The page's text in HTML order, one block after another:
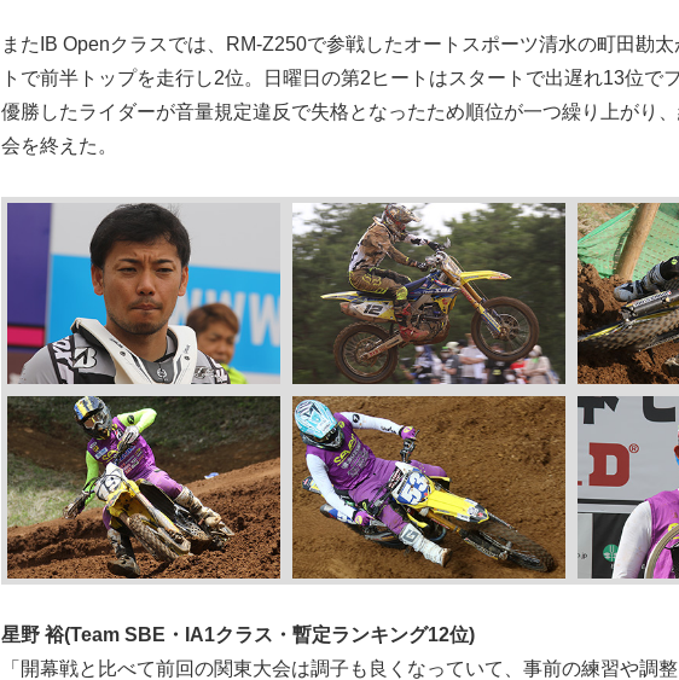
またIB Openクラスでは、RM-Z250で参戦したオートスポーツ清水の町田勘
トで前半トップを走行し2位。日曜日の第2ヒートはスタートで出遅れ13位で
優勝したライダーが音量規定違反で失格となったため順位が一つ繰り上がり
会を終えた。
星野 裕(Team SBE・IA1クラス・暫定ランキング12位)
「開幕戦と比べて前回の関東大会は調子も良くなっていて、事前の練習や調